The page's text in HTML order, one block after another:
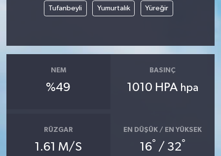
Tufanbeyli Yumurtalık Yüreğir
NEM
%49
BASINÇ
1010 HPA hpa
RÜZGAR
1.61 M/S
EN DÜŞÜK / EN YÜKSEK
16° / 32°